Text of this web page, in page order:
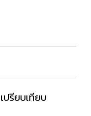
เปรียบเทียบ